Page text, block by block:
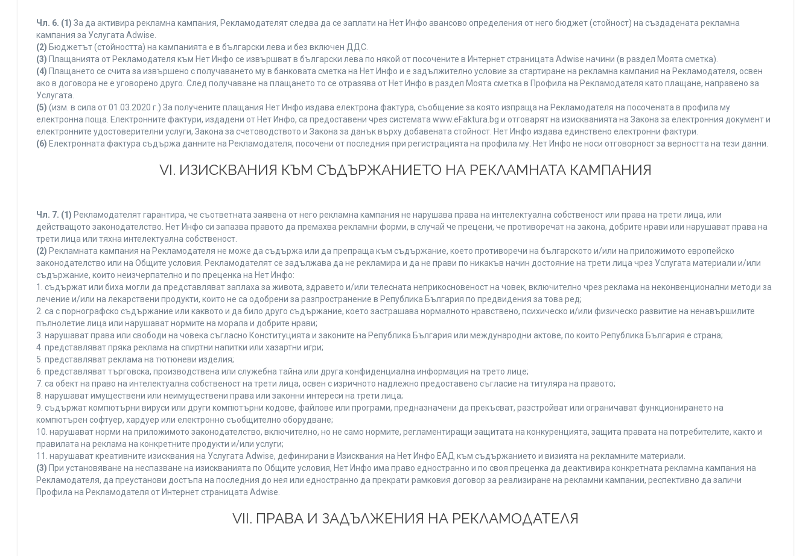
Чл. 6. (1) За да активира рекламна кампания, Рекламодателят следва да се заплати на Нет Инфо авансово определения от него бюджет (стойност) на създадената рекламна
кампания за Услугата Adwise.
(2) Бюджетът (стойността) на кампанията е в български лева и без включен ДДС.
(3) Плащанията от Рекламодателя към Нет Инфо се извършват в български лева по някой от посочените в Интернет страницата Adwise начини (в раздел Моята сметка).
(4) Плащането се счита за извършено с получаването му в банковата сметка на Нет Инфо и е задължително условие за стартиране на рекламна кампания на Рекламодателя, освен
ако в договора не е уговорено друго. След получаване на плащането то се отразява от Нет Инфо в раздел Моята сметка в Профила на Рекламодателя като плащане, направено за
Услугата.
(5) (изм. в сила от 01.03.2020 г.) За получените плащания Нет Инфо издава електрона фактура, съобщение за която изпраща на Рекламодателя на посочената в профила му
електронна поща. Електронните фактури, издадени от Нет Инфо, са предоставени чрез системата www.eFaktura.bg и отговарят на изискванията на Закона за електронния документ и
електронните удостоверителни услуги, Закона за счетоводството и Закона за данък върху добавената стойност. Нет Инфо издава единствено електронни фактури.
(6) Електронната фактура съдържа данните на Рекламодателя, посочени от последния при регистрацията на профила му. Нет Инфо не носи отговорност за верността на тези данни.
VI. ИЗИСКВАНИЯ КЪМ СЪДЪРЖАНИЕТО НА РЕКЛАМНАТА КАМПАНИЯ
Чл. 7. (1) Рекламодателят гарантира, че съответната заявена от него рекламна кампания не нарушава права на интелектуална собственост или права на трети лица, или
действащото законодателство. Нет Инфо си запазва правото да премахва рекламни форми, в случай че прецени, че противоречат на закона, добрите нрави или нарушават права на
трети лица или тяхна интелектуална собственост.
(2) Рекламната кампания на Рекламодателя не може да съдържа или да препраща към съдържание, което противоречи на българското и/или на приложимото европейско
законодателство или на Общите условия. Рекламодателят се задължава да не рекламира и да не прави по никакъв начин достояние на трети лица чрез Услугата материали и/или
съдържание, които неизчерпателно и по преценка на Нет Инфо:
1. съдържат или биха могли да представляват заплаха за живота, здравето и/или телесната неприкосновеност на човек, включително чрез реклама на неконвенционални методи за
лечение и/или на лекарствени продукти, които не са одобрени за разпространение в Република България по предвидения за това ред;
2. са с порнографско съдържание или каквото и да било друго съдържание, което застрашава нормалното нравствено, психическо и/или физическо развитие на ненавършилите
пълнолетие лица или нарушават нормите на морала и добрите нрави;
3. нарушават права или свободи на човека съгласно Конституцията и законите на Република България или международни актове, по които Република България е страна;
4. представляват пряка реклама на спиртни напитки или хазартни игри;
5. представляват реклама на тютюневи изделия;
6. представляват търговска, производствена или служебна тайна или друга конфиденциална информация на трето лице;
7. са обект на право на интелектуална собственост на трети лица, освен с изричното надлежно предоставено съгласие на титуляра на правото;
8. нарушават имуществени или неимуществени права или законни интереси на трети лица;
9. съдържат компютърни вируси или други компютърни кодове, файлове или програми, предназначени да прекъсват, разстройват или ограничават функционирането на
компютърен софтуер, хардуер или електронно съобщително оборудване;
10. нарушават норми на приложимото законодателство, включително, но не само нормите, регламентиращи защитата на конкуренцията, защита правата на потребителите, както и
правилата на реклама на конкретните продукти и/или услуги;
11. нарушават креативните изисквания на Услугата Adwise, дефинирани в Изисквания на Нет Инфо ЕАД към съдържанието и визията на рекламните материали.
(3) При установяване на неспазване на изискванията по Общите условия, Нет Инфо има право едностранно и по своя преценка да деактивира конкретната рекламна кампания на
Рекламодателя, да преустанови достъпа на последния до нея или едностранно да прекрати рамковия договор за реализиране на рекламни кампании, респективно да заличи
Профила на Рекламодателя от Интернет страницата Adwise.
VII. ПРАВА И ЗАДЪЛЖЕНИЯ НА РЕКЛАМОДАТЕЛЯ